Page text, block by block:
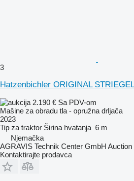
3
Hatzenbichler ORIGINAL
2.190 € Sa PDV-om
Mašine za obradu tla - opružna drljača
2023
Tip za traktor Širina hvatanja 6 m
Njemačka
AGRAVIS Technik Center GmbH Auction
Kontaktirajte prodavca